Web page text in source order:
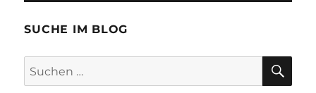
SUCHE IM BLOG
Suchen
nach: